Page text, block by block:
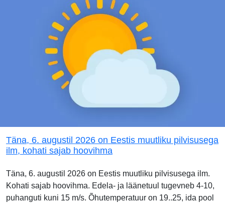
Täna, 6. augustil 2026 on Eestis muutliku pilvisusega
ilm, kohati sajab hoovihma
Täna, 6. augustil 2026 on Eestis muutliku pilvisusega ilm.
Kohati sajab hoovihma. Edela- ja läänetuul tugevneb 4-10,
puhanguti kuni 15 m/s. Õhutemperatuur on 19..25, ida pool